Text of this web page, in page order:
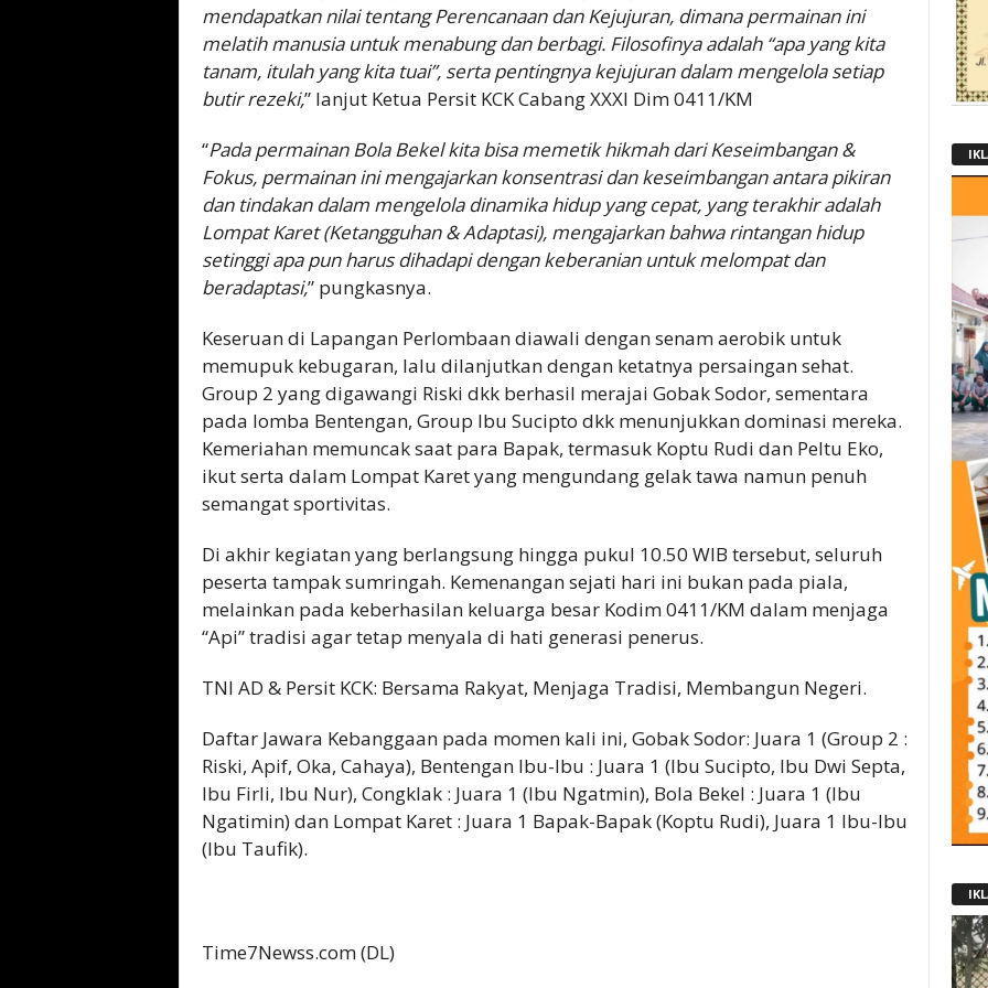
mendapatkan nilai tentang Perencanaan dan Kejujuran, dimana permainan ini
melatih manusia untuk menabung dan berbagi. Filosofinya adalah “apa yang kita
tanam, itulah yang kita tuai”, serta pentingnya kejujuran dalam mengelola setiap
butir rezeki,” lanjut Ketua Persit KCK Cabang XXXI Dim 0411/KM
“Pada permainan Bola Bekel kita bisa memetik hikmah dari Keseimbangan &
Fokus, permainan ini mengajarkan konsentrasi dan keseimbangan antara pikiran
dan tindakan dalam mengelola dinamika hidup yang cepat, yang terakhir adalah
Lompat Karet (Ketangguhan & Adaptasi), mengajarkan bahwa rintangan hidup
setinggi apa pun harus dihadapi dengan keberanian untuk melompat dan
beradaptasi,” pungkasnya.
Keseruan di Lapangan Perlombaan diawali dengan senam aerobik untuk
memupuk kebugaran, lalu dilanjutkan dengan ketatnya persaingan sehat.
Group 2 yang digawangi Riski dkk berhasil merajai Gobak Sodor, sementara
pada lomba Bentengan, Group Ibu Sucipto dkk menunjukkan dominasi mereka.
Kemeriahan memuncak saat para Bapak, termasuk Koptu Rudi dan Peltu Eko,
ikut serta dalam Lompat Karet yang mengundang gelak tawa namun penuh
semangat sportivitas.
Di akhir kegiatan yang berlangsung hingga pukul 10.50 WIB tersebut, seluruh
peserta tampak sumringah. Kemenangan sejati hari ini bukan pada piala,
melainkan pada keberhasilan keluarga besar Kodim 0411/KM dalam menjaga
“Api” tradisi agar tetap menyala di hati generasi penerus.
TNI AD & Persit KCK: Bersama Rakyat, Menjaga Tradisi, Membangun Negeri.
Daftar Jawara Kebanggaan pada momen kali ini, Gobak Sodor: Juara 1 (Group 2 :
Riski, Apif, Oka, Cahaya), Bentengan Ibu-Ibu : Juara 1 (Ibu Sucipto, Ibu Dwi Septa,
Ibu Firli, Ibu Nur), Congklak : Juara 1 (Ibu Ngatmin), Bola Bekel : Juara 1 (Ibu
Ngatimin) dan Lompat Karet : Juara 1 Bapak-Bapak (Koptu Rudi), Juara 1 Ibu-Ibu
(Ibu Taufik).
Time7Newss.com (DL)